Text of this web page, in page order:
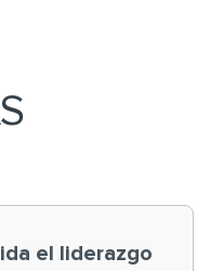
el liderazgo